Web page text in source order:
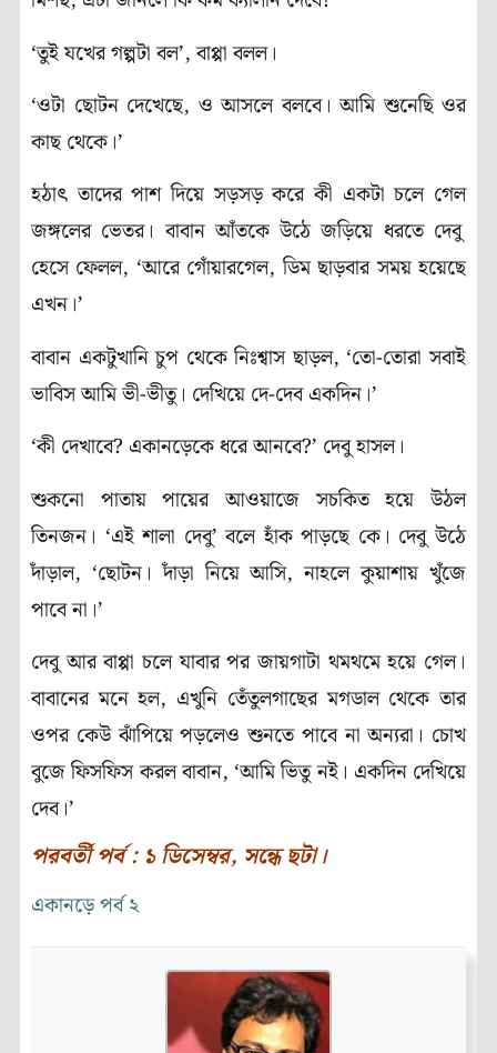
‘তুই যখের গল্পটা বল’, বাপ্পা বলল।
‘ওটা ছোটন দেখেছে, ও আসলে বলবে। আমি শুনেছি ওর
কাছ থেকে।’
হঠাৎ তাদের পাশ দিয়ে সড়সড় করে কী একটা চলে গেল
জঙ্গলেরভেতর। বাবান আঁতকে উঠে জড়িয়ে ধরতে দেবু
হেসে ফেলল, ‘আরে গোঁয়ারগেল, ডিম ছাড়বার সময় হয়েছে
এখন।’
বাবান একটুখানি চুপ থেকে নিঃশ্বাস ছাড়ল, ‘তো-তোরা সবাই
ভাবিস আমিভী-ভীতু। দেখিয়ে দে-দেব একদিন।’
‘কী দেখাবে? একানড়েকে ধরে আনবে?’ দেবু হাসল।
শুকনো পাতায় পায়ের আওয়াজে সচকিত হয়ে উঠল
তিনজন। ‘এই শালা দেবু’ বলে হাঁক পাড়ছে কে। দেবু উঠে
দাঁড়াল, ‘ছোটন। দাঁড়া নিয়ে আসি, নাহলে কুয়াশায় খুঁজে
পাবে না।’
দেবু আর বাপ্পা চলে যাবার পর জায়গাটা থমথমে হয়ে গেল।
বাবানের মনে হল, এখুনি তেঁতুলগাছের মগডাল থেকে তার
ওপর কেউ ঝাঁপিয়ে পড়লেও শুনতে পাবে না অন্যরা। চোখ
বুজে ফিসফিস করল বাবান, ‘আমিভিতুনই। একদিন দেখিয়ে
দেব।’
পরবর্তী পর্ব : ১ ডিসেম্বর, সন্ধে ছটা।
একানড়ে পর্ব ২